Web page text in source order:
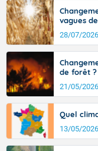
sont comprises
avec des pointes
pays varois et en
vagues
28/07/2026
de forêt ?
21/05/2026
Quel
13/05/2026